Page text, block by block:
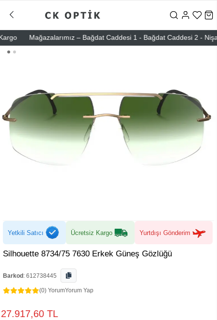
Mağazalarımız – Bağdat Caddesi 1 - Bağdat Caddesi 2 -
Yetkili Satıcı Ücretsiz Kargo Yurtdışı Gönderim
Silhouette 8734/75 7630 Erkek Güneş Gözlüğü
Barkod : 612738445
(0) YorumYorum Yap
27.917,60 TL